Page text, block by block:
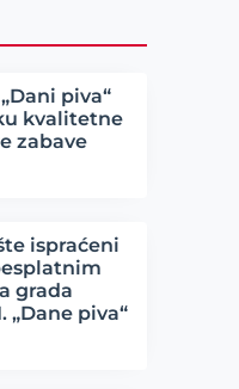
piva“
kvalitetne
zabave
ispraćeni
grada
„Dane piva“